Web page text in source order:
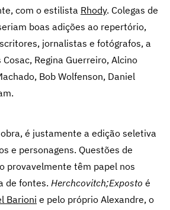
com o estilista Rhody. Colegas de
boas adições ao repertório,
jornalistas e fotógrafos, a
Regina Guerreiro, Alcino
Bob Wolfenson, Daniel
é justamente a edição seletiva
e personagens. Questões de
provavelmente têm papel nos
de fontes. Herchcovitch;Exposto é
Barioni e pelo próprio Alexandre, o